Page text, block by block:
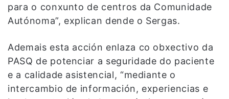
para o conxunto de centros da Comunidade
Autónoma”, explican dende o Sergas.
Ademais esta acción enlaza co obxectivo da
PASQ de potenciar a seguridade do paciente
e a calidade asistencial, “mediante o
intercambio de información, experiencias e